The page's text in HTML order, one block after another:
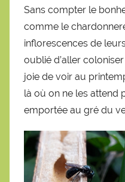
Sans compter le
comme le
inflorescences de
oublié d’aller
joie de voir au
là où on ne les attend
emportée au gré du